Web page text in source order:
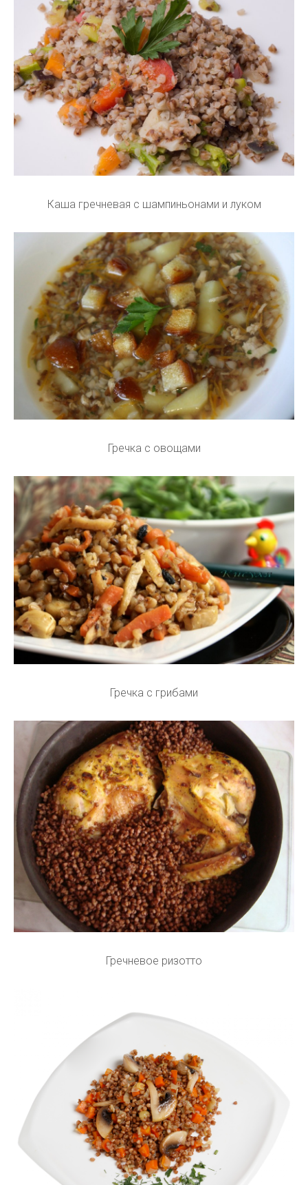
Каша гречневая с шампиньонами и луком
Гречка с овощами
Гречка с грибами
Гречневое ризотто